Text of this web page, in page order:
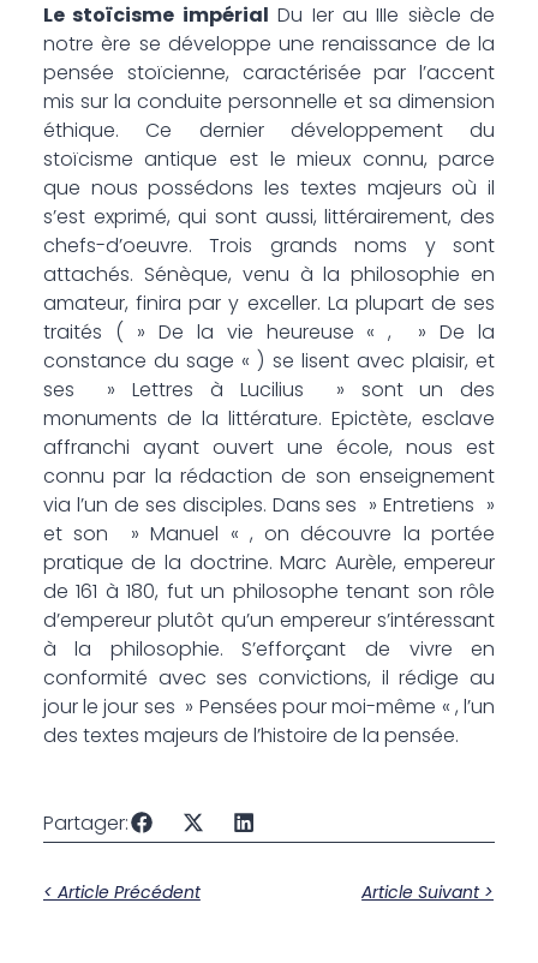
Le stoïcisme impérial Du Ier au IIIe siècle de
notre ère se développe une renaissance de la
pensée stoïcienne, caractérisée par l’accent
mis sur la conduite personnelle et sa dimension
éthique. Ce dernier développement du
stoïcisme antique est le mieux connu, parce
que nous possédons les textes majeurs où il
s’est exprimé, qui sont aussi, littérairement, des
chefs-d’oeuvre. Trois grands noms y sont
attachés. Sénèque, venu à la philosophie en
amateur, finira par y exceller. La plupart de ses
traités ( » De la vie heureuse « , » De la
constance du sage « ) se lisent avec plaisir, et
ses » Lettres à Lucilius » sont un des
monuments de la littérature. Epictète, esclave
affranchi ayant ouvert une école, nous est
connu par la rédaction de son enseignement
via l’un de ses disciples. Dans ses » Entretiens »
et son » Manuel « , on découvre la portée
pratique de la doctrine. Marc Aurèle, empereur
de 161 à 180, fut un philosophe tenant son rôle
d’empereur plutôt qu’un empereur s’intéressant
à la philosophie. S’efforçant de vivre en
conformité avec ses convictions, il rédige au
jour le jour ses » Pensées pour moi-même « , l’un
des textes majeurs de l’histoire de la pensée.
Partager:
< Article Précédent Article Suivant >